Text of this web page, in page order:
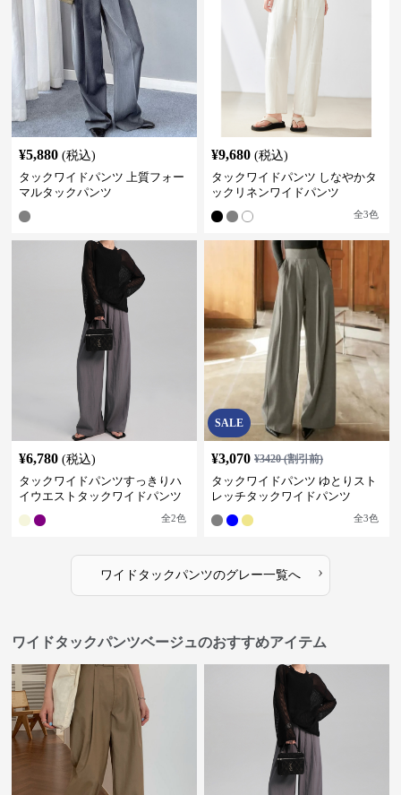
¥5,880 (税込)
タックワイドパンツ 上質フォー
マルタックパンツ
¥9,680 (税込)
タックワイドパンツ しなやかタ
ックリネンワイドパンツ
全3色
¥6,780 (税込)
タックワイドパンツすっきりハ
イウエストタックワイドパンツ
全2色
SALE
¥3,070 ¥3420(割引前)
タックワイドパンツ ゆとりスト
レッチタックワイドパンツ
全3色
ワイドタックパンツのグレー一覧へ ›
ワイドタックパンツベージュのおすすめアイテム